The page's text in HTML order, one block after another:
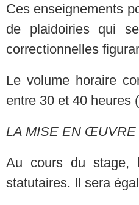
Ces enseignements
de plaidoiries qui
correctionnelles
Le volume horaire
entre 30 et 40 heures
LA MISE EN ŒUVRE
Au cours du stage,
statutaires. Il sera